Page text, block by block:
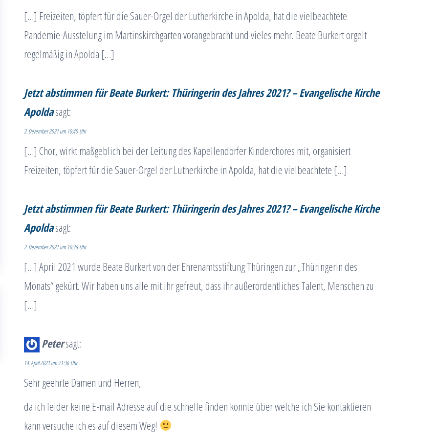
[…] Freizeiten, töpfert für die Sauer-Orgel der Lutherkirche in Apolda, hat die vielbeachtete
Pandemie-Ausstelung im Martinskirchgarten vorangebracht und vieles mehr. Beate Burkert orgelt
regelmäßig in Apolda […]
Jetzt abstimmen für Beate Burkert: Thüringerin des Jahres 2021? – Evangelische Kirche
Apoldasagt:
2. Dezember 2021 um 10:40 Uhr
[…] Chor, wirkt maßgeblich bei der Leitung des Kapellendorfer Kinderchores mit, organisiert
Freizeiten, töpfert für die Sauer-Orgel der Lutherkirche in Apolda, hat die vielbeachtete […]
Jetzt abstimmen für Beate Burkert: Thüringerin des Jahres 2021? – Evangelische Kirche
Apoldasagt:
2. Dezember 2021 um 10:36 Uhr
[…] April 2021 wurde Beate Burkert von der Ehrenamtsstiftung Thüringen zur „Thüringerin des
Monats“ gekürt. Wir haben uns alle mit ihr gefreut, dass ihr außerordentliches Talent, Menschen zu
[…]
Petersagt:
14. April 2021 um 21:36 Uhr
Sehr geehrte Damen und Herren,
da ich leider keine E-mail Adresse auf die schnelle finden konnte über welche ich Sie kontaktieren
kann versuche ich es auf diesem Weg!